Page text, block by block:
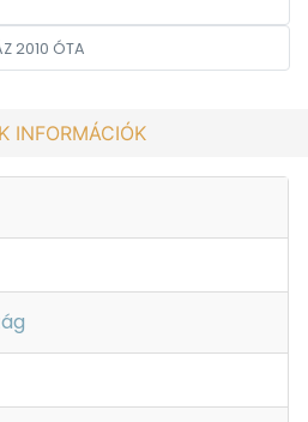
2010 ÓTA
INFORMÁCIÓK